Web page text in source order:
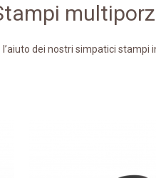
dei nostri simpatici